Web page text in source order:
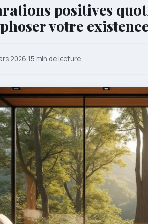
positives
votre
2026·15 min de lecture